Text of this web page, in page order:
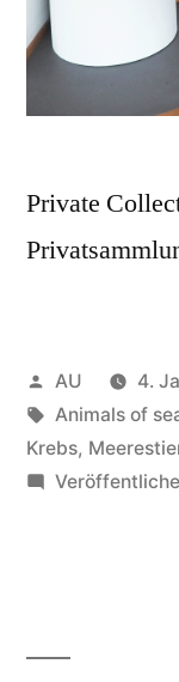
Private
Veröffentlicht
von
AU 4.
Schlagwörter:
Animals of
Krebs,